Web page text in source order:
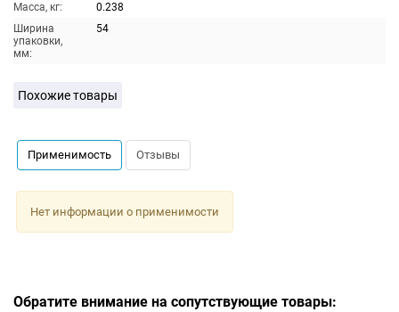
Масса, кг:
0.238
Ширина
упаковки,
мм:
54
Похожие товары
Применимость Отзывы
Нет информации о применимости
Обратите внимание на сопутствующие товары: